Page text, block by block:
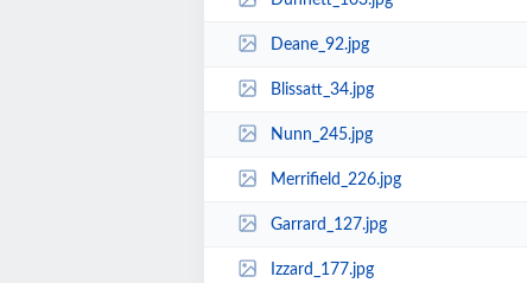
Deane_92.jpg
Blissatt_34.jpg
Nunn_245.jpg
Merrifield_226.jpg
Garrard_127.jpg
Izzard_177.jpg